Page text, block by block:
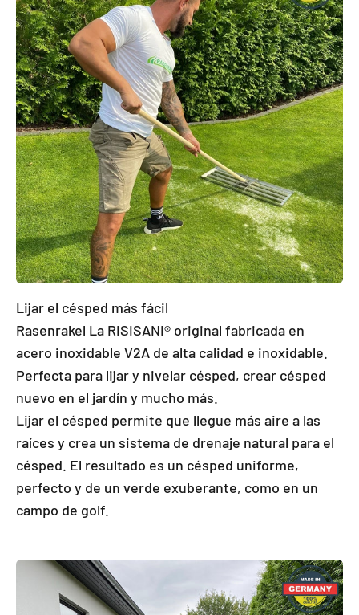
Lijar el césped más fácil
Rasenrakel La RISISANI® original fabricada en
acero inoxidable V2A de alta calidad e inoxidable.
Perfecta para lijar y nivelar césped, crear césped
nuevo en el jardín y mucho más.
Lijar el césped permite que llegue más aire a las
raíces y crea un sistema de drenaje natural para el
césped. El resultado es un césped uniforme,
perfecto y de un verde exuberante, como en un
campo de golf.